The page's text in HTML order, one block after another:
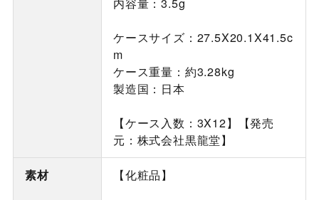
内容量：3.5g
ケースサイズ：27.5X20.1X41.5c
m
ケース重量：約3.28kg
製造国：日本
【ケース入数：3X12】【発売
元：株式会社黒龍堂】
素材 【化粧品】